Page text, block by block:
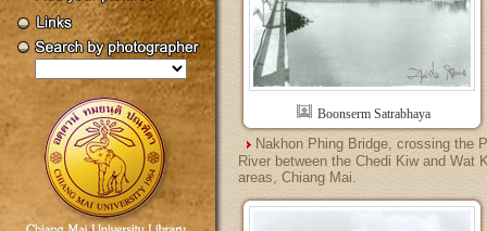
Boonserm Satrabhaya
Nakhon Phing Bridge, crossing the
River between the Chedi Kiw and Wat
areas, Chiang Mai.